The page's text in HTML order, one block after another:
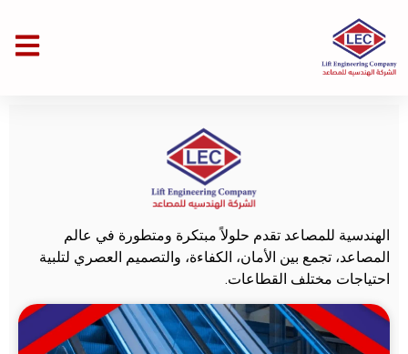
الهندسية للمصاعد تقدم حلولاً مبتكرة ومتطورة في عالم
المصاعد، تجمع بين الأمان، الكفاءة، والتصميم العصري لتلبية
احتياجات مختلف القطاعات.